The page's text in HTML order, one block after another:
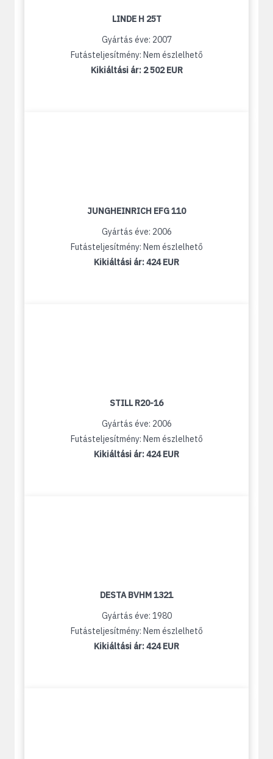
LINDE H 25T
Gyártás éve: 2007
Futásteljesítmény: Nem észlelhető
Kikiáltási ár: 2 502 EUR
JUNGHEINRICH EFG 110
Gyártás éve: 2006
Futásteljesítmény: Nem észlelhető
Kikiáltási ár:424 EUR
STILL R20-16
Gyártás éve: 2006
Futásteljesítmény: Nem észlelhető
Kikiáltási ár:424 EUR
DESTA BVHM 1321
Gyártás éve: 1980
Futásteljesítmény: Nem észlelhető
Kikiáltási ár:424 EUR